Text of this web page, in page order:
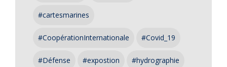
#cartesmarines
#CoopérationInternationale #Covid_19
#Défense #expostion #hydrographie